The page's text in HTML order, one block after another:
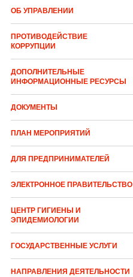
ОБ УПРАВЛЕНИИ
ПРОТИВОДЕЙСТВИЕ
КОРРУПЦИИ
ДОПОЛНИТЕЛЬНЫЕ
ИНФОРМАЦИОННЫЕ РЕСУРСЫ
ДОКУМЕНТЫ
ПЛАН МЕРОПРИЯТИЙ
ДЛЯ ПРЕДПРИНИМАТЕЛЕЙ
ЭЛЕКТРОННОЕ ПРАВИТЕЛЬСТВО
ЦЕНТР ГИГИЕНЫ И
ЭПИДЕМИОЛОГИИ
ГОСУДАРСТВЕННЫЕ УСЛУГИ
НАПРАВЛЕНИЯ ДЕЯТЕЛЬНОСТИ